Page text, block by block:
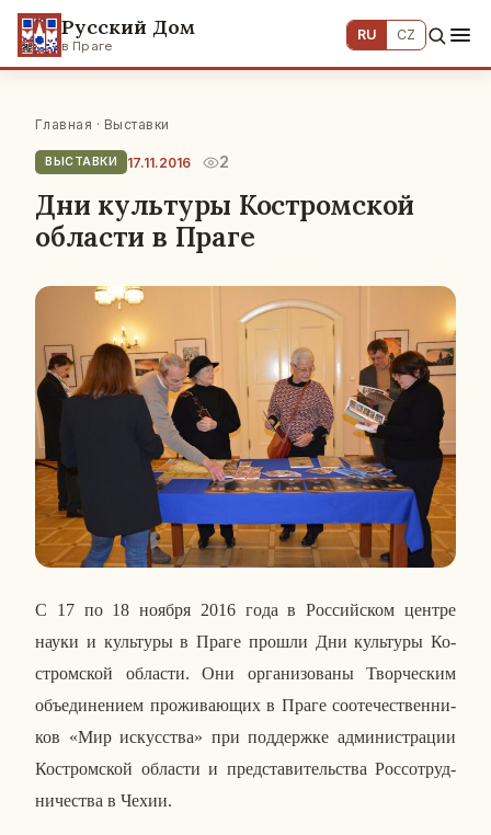
Русский Дом
в Праге
RU CZ
Главная · Выставки
ВЫСТАВКИ 17.11.2016 2
Дни культуры Костромской
области в Праге
С 17 по 18 ноября 2016 года в Рос­сий­ском центре
науки и куль­ту­ры в Праге прошли Дни куль­ту­ры Ко­
стром­ской об­ла­сти. Они ор­га­ни­зо­ва­ны Твор­че­ским
объ­еди­не­ни­ем про­жи­ва­ю­щих в Праге со­оте­че­ствен­ни­
ков «Мир ис­кус­ства» при под­держ­ке ад­ми­ни­стра­ции
Ко­стром­ской об­ла­сти и пред­ста­ви­тель­ства Рос­со­труд­
ни­че­ства в Чехии.